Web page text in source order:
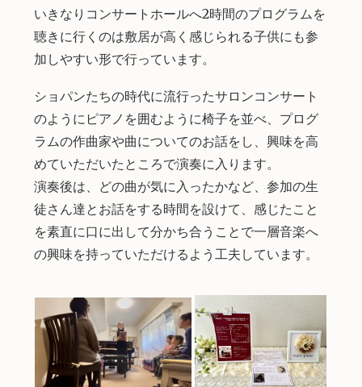
いきなりコンサートホールへ2時間のプログラムを
聴きに行くのは敷居が高く感じられる子供にも参
加しやすい形で行っています。
ショパンたちの時代に流行ったサロンコンサート
のようにピアノを囲むように椅子を並べ、プログ
ラムの作曲家や曲についてのお話をし、興味を高
めていただいたところで演奏に入ります。
演奏後は、どの曲が気に入ったかなど、参加の生
徒さん達とお話をする時間を設けて、感じたこと
を素直に口に出して分かち合うことで一層音楽へ
の興味を持っていただけるよう工夫しています。